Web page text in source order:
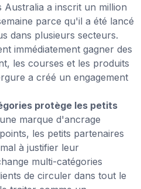
Australia a inscrit un million
parce qu'il a été lancé
dans plusieurs secteurs.
immédiatement gagner des
les courses et les produits
a créé un engagement
protège les petits
marque d'ancrage
les petits partenaires
à justifier leur
multi-catégories
de circuler dans tout le